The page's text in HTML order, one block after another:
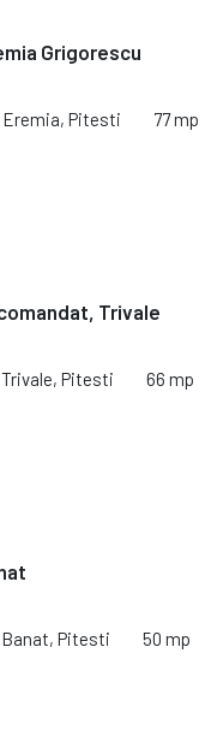
Grigorescu
Eremia, Pitesti 77 mp
Trivale
Trivale, Pitesti 66 mp
Banat, Pitesti 50 mp